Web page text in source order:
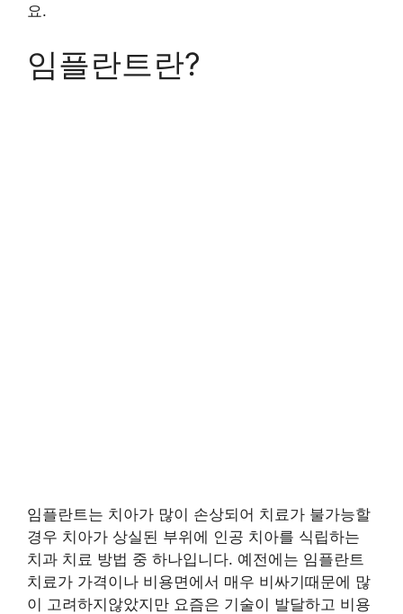
요.
임플란트란?
임플란트는 치아가 많이 손상되어 치료가 불가능할
경우 치아가 상실된 부위에 인공 치아를 식립하는
치과 치료 방법 중 하나입니다. 예전에는 임플란트
치료가 가격이나 비용면에서 매우 비싸기때문에 많
이 고려하지않았지만 요즘은 기술이 발달하고 비용